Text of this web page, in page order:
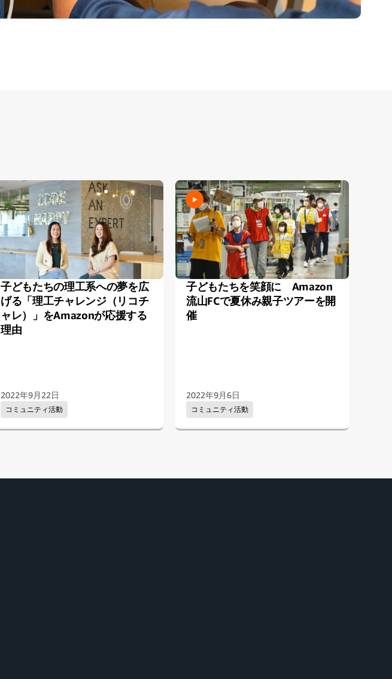
子どもたちの理工系への夢を広
げる「理工チャレンジ（リコチ
ャレ）」をAmazonが応援する
理由
コミュニティ活動
2022年9月22日
子どもたちを笑顔に Amazon
流山FCで夏休み親子ツアーを開
催
コミュニティ活動
2022年9月6日